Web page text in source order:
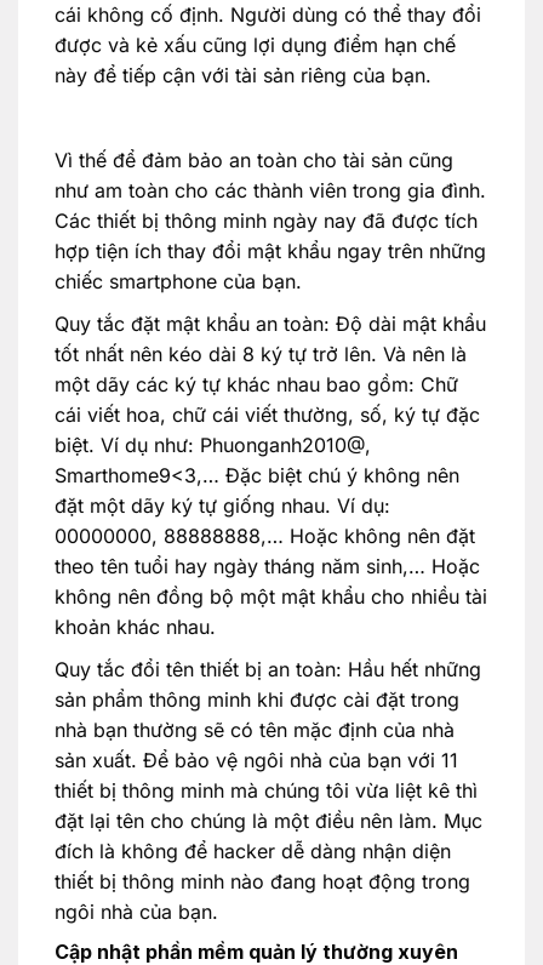
cái không cố định. Người dùng có thể thay đổi
được và kẻ xấu cũng lợi dụng điểm hạn chế
này để tiếp cận với tài sản riêng của bạn.
Vì thế để đảm bảo an toàn cho tài sản cũng
như am toàn cho các thành viên trong gia đình.
Các thiết bị thông minh ngày nay đã được tích
hợp tiện ích thay đổi mật khẩu ngay trên những
chiếc smartphone của bạn.
Quy tắc đặt mật khẩu an toàn: Độ dài mật khẩu
tốt nhất nên kéo dài 8 ký tự trở lên. Và nên là
một dãy các ký tự khác nhau bao gồm: Chữ
cái viết hoa, chữ cái viết thường, số, ký tự đặc
biệt. Ví dụ như: Phuonganh2010@,
Smarthome9<3,… Đặc biệt chú ý không nên
đặt một dãy ký tự giống nhau. Ví dụ:
00000000, 88888888,… Hoặc không nên đặt
theo tên tuổi hay ngày tháng năm sinh,… Hoặc
không nên đồng bộ một mật khẩu cho nhiều tài
khoản khác nhau.
Quy tắc đổi tên thiết bị an toàn: Hầu hết những
sản phẩm thông minh khi được cài đặt trong
nhà bạn thường sẽ có tên mặc định của nhà
sản xuất. Để bảo vệ ngôi nhà của bạn với 11
thiết bị thông minh mà chúng tôi vừa liệt kê thì
đặt lại tên cho chúng là một điều nên làm. Mục
đích là không để hacker dễ dàng nhận diện
thiết bị thông minh nào đang hoạt động trong
ngôi nhà của bạn.
Cập nhật phần mềm quản lý thường xuyên